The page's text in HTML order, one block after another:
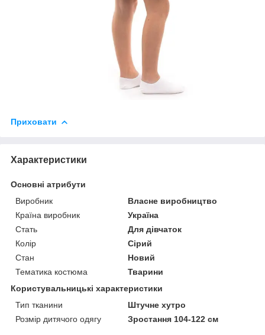
Приховати
Характеристики
Основні атрибути
Виробник
Власне виробництво
Країна виробник
Україна
Стать
Для дівчаток
Колір
Сірий
Стан
Новий
Тематика костюма
Тварини
Користувальницькі характеристики
Тип тканини
Штучне хутро
Розмір дитячого одягу
Зростання 104-122 см